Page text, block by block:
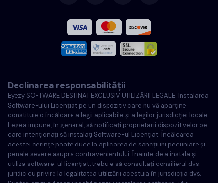
Français
Italiană
Portugheză
Türkçe
Poloneză
Declinarea responsabilității
Eyezy SOFTWARE DESTINAT EXCLUSIV UTILIZĂRII LEGALE. Instalarea
Software-ului Licențiat pe un dispozitiv care nu vă aparține
constituie o încălcare a legii aplicabile și a legilor jurisdicției locale.
Legea impune, în general, să notificați proprietarii dispozitivelor pe
care intenționați să instalați Software-ul Licențiat. Încălcarea
acestei cerințe poate duce la aplicarea de sancțiuni pecuniare și
penale severe asupra contravenientului. Înainte de a instala și
utiliza software-ul licențiat, trebuie să consultați consilierul dvs.
juridic cu privire la legalitatea utilizării acestuia în jurisdicția dvs.